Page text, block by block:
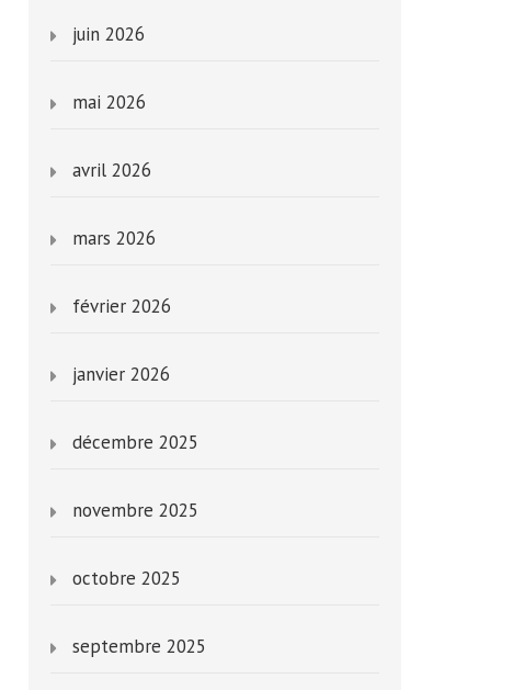
juin 2026
mai 2026
avril 2026
mars 2026
février 2026
janvier 2026
décembre 2025
novembre 2025
octobre 2025
septembre 2025